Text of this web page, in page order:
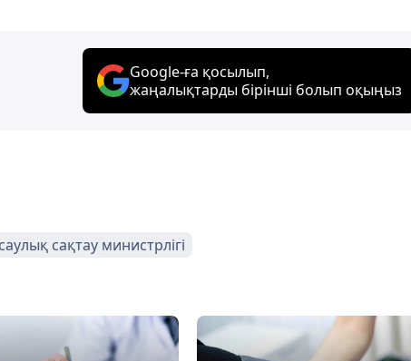
Google-ға қосылып,
жаңалықтарды бірінші болып оқыңыз
сақтау министрлігі